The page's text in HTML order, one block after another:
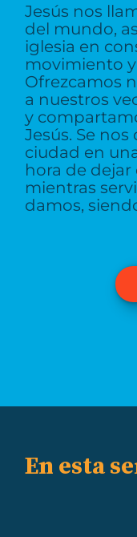
Jesús nos
del mundo,
iglesia en
movimiento
Ofrezcamos
a nuestros
y
Jesús. Se
ciudad en
hora de dejar
mientras
damos,
En esta